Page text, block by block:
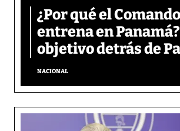
¿Por qué el
entrena en
objetivo detrás de
NACIONAL